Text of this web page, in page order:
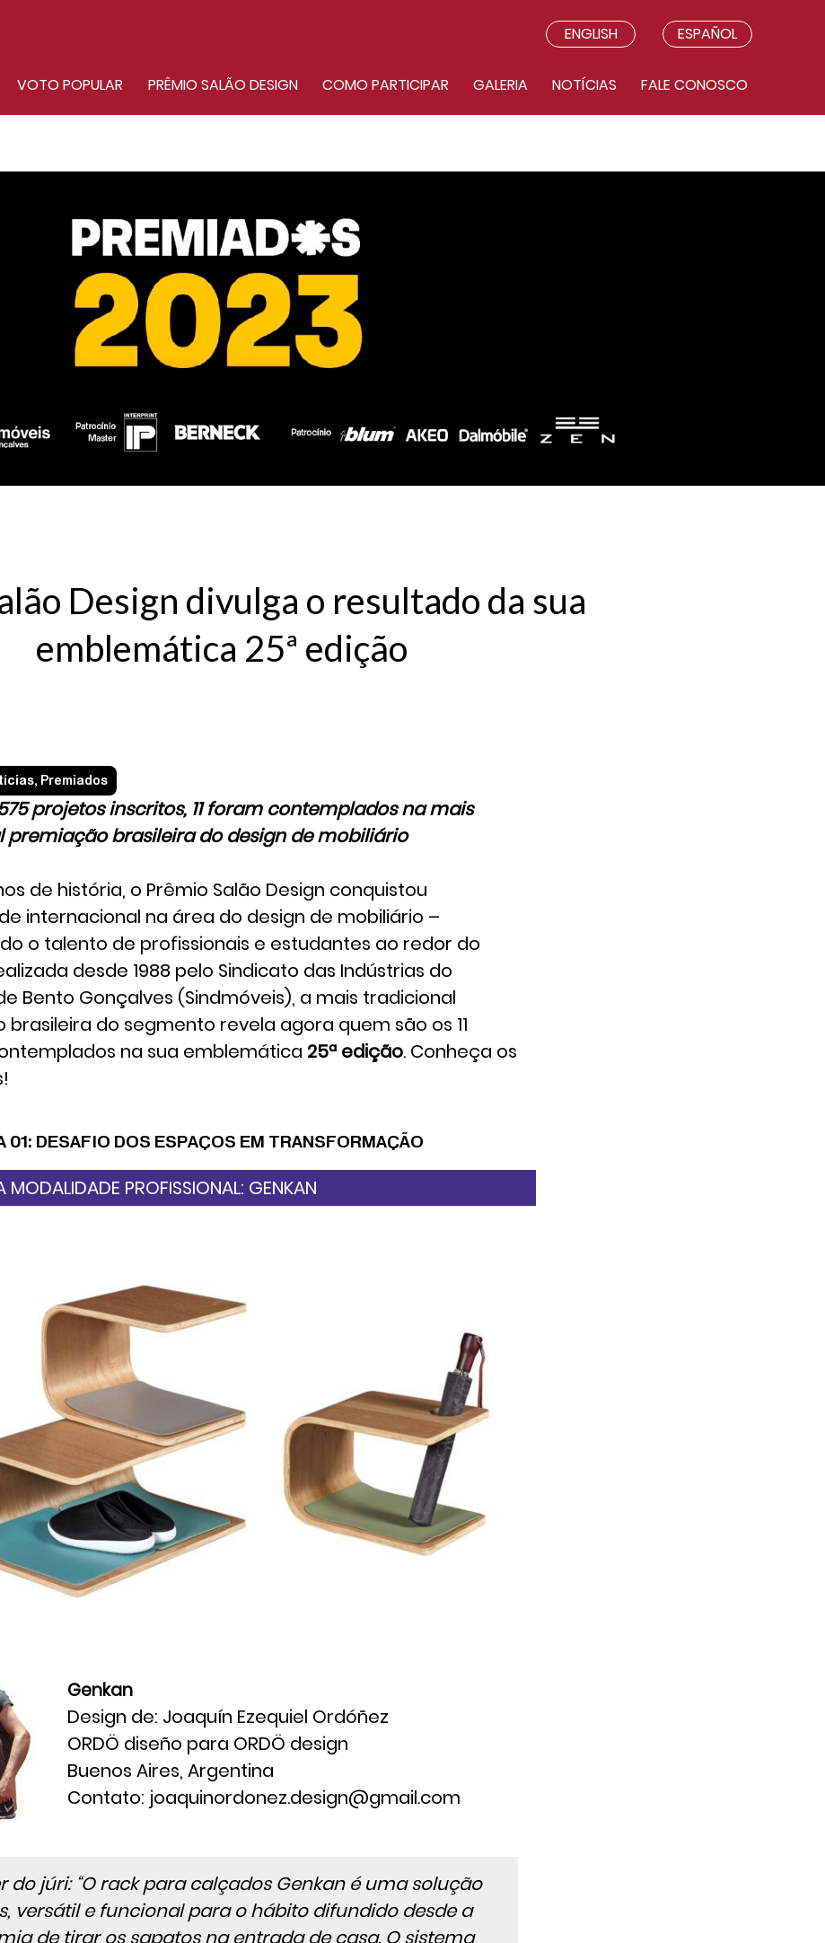
ENGLISH ESPAÑOL
VOTO POPULAR PRÊMIO SALÃO DESIGN COMO PARTICIPAR GALERIA NOTÍCIAS FALE CONOSCO
Design divulga o resultado da sua
emblemática 25ª edição
, Premiados
projetos inscritos, 11 foram contemplados na mais
premiação brasileira do design de mobiliário
de história, o Prêmio Salão Design conquistou
internacional na área do design de mobiliário –
o talento de profissionais e estudantes ao redor do
desde 1988 pelo Sindicato das Indústrias do
Bento Gonçalves (Sindmóveis), a mais tradicional
do segmento revela agora quem são os 11
na sua emblemática 25ª edição. Conheça os
01: DESAFIO DOS ESPAÇOS EM TRANSFORMAÇÃO
MODALIDADE PROFISSIONAL: GENKAN
Genkan
Design de: Joaquín Ezequiel Ordóñez
ORDÖ diseño para ORDÖ design
Buenos Aires, Argentina
Contato: joaquinordonez.design@gmail.com
do júri: “O rack para calçados Genkan é uma solução
versátil e funcional para o hábito difundido desde a
de tirar os sapatos na entrada de casa. O sistema